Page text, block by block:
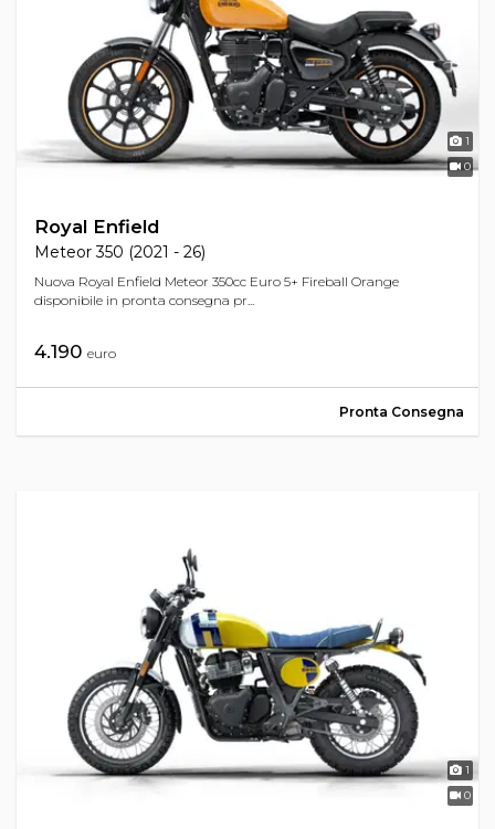
1
0
Royal Enfield
Meteor 350 (2021 - 26)
Nuova Royal Enfield Meteor 350cc Euro 5+ Fireball Orange
disponibile in pronta consegna pr...
4.190 euro
Pronta Consegna
1
0